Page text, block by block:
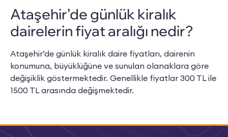
Ataşehir’de günlük kiralık
dairelerin fiyat aralığı nedir?
Ataşehir’de günlük kiralık daire fiyatları, dairenin
konumuna, büyüklüğüne ve sunulan olanaklara göre
değişiklik göstermektedir. Genellikle fiyatlar 300 TL ile
1500 TL arasında değişmektedir.